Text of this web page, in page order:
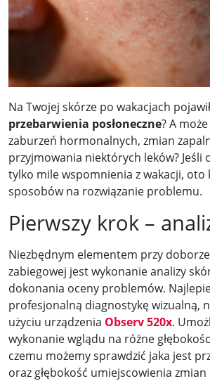
Na Twojej skórze po wakacjach
przebarwienia posłoneczne? A
zaburzeń hormonalnych, zmian
przyjmowania niektórych leków? Jeśli
tylko mile wspomnienia z wakacji, oto
sposobów na rozwiązanie problemu.
Pierwszy krok –
Niezbędnym elementem przy
zabiegowej jest wykonanie analizy
dokonania oceny problemów.
profesjonalną diagnostykę wizualną,
użyciu urządzenia Observ 520x.
wykonanie wglądu na różne
czemu możemy sprawdzić jaka jest
oraz głębokość umiejscowienia